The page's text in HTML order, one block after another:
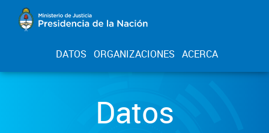
DATOS ORGANIZACIONES ACERCA
Datos